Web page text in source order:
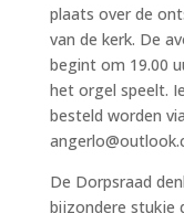
plaats over de
van de kerk. De
begint om 19.00
het orgel speelt.
besteld worden
De Dorpsraad
bijzondere stukje